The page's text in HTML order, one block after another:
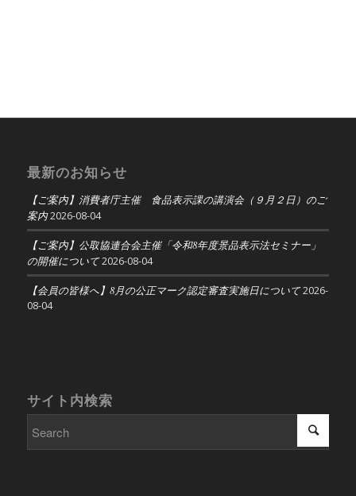
最新のお知らせ
【ご案内】消費者庁主催 食品表示課の講演会（９月２日）のご
案内 2026-08-04
【ご案内】公取協連合会主催「令和8年度景品表示法セミナー」
の開催について 2026-08-04
【会員の皆様へ】8月の公正マーク認定審査実施日について 2026-
08-04
サイト内検索